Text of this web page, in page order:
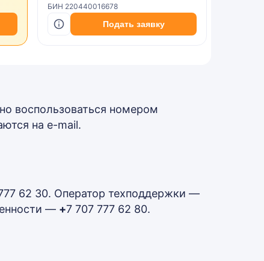
БИН 220440016678
Подать заявку
воспользоваться номером
на e-mail.
62 30. Оператор техподдержки —
— +7 707 777 62 80.